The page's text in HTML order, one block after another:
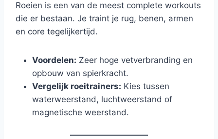
Roeien is een van de meest complete workouts
die er bestaan. Je traint je rug, benen, armen
en core tegelijkertijd.
Voordelen: Zeer hoge vetverbranding en
opbouw van spierkracht.
Vergelijk roeitrainers: Kies tussen
waterweerstand, luchtweerstand of
magnetische weerstand.